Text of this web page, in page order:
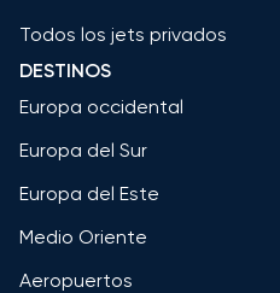
Todos los jets privados
DESTINOS
Europa occidental
Europa del Sur
Europa del Este
Medio Oriente
Aeropuertos